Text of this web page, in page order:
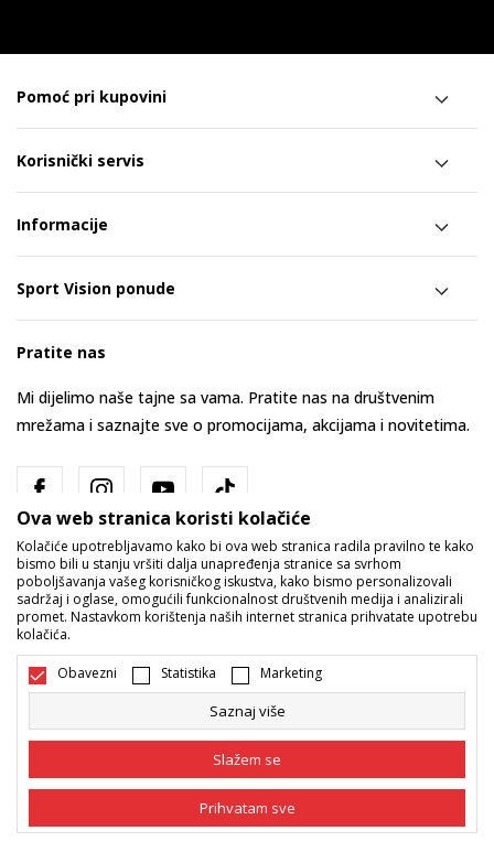
Pomoć pri kupovini
Korisnički servis
Informacije
Sport Vision ponude
Pratite nas
Mi dijelimo naše tajne sa vama. Pratite nas na društvenim
mrežama i saznajte sve o promocijama, akcijama i novitetima.
Bosna i Hercegovina Promijenite
Nastojimo da budemo što precizniji u opisu proizvoda, prikazu slika i
samih cijena, ali ne možemo garantovati da su sve informacije kompletne
i bez grešaka. Svi artikli prikazani na sajtu su dio naše ponude i ne
Ova web stranica koristi kolačiće
Kolačiće upotrebljavamo kako bi ova web stranica radila pravilno te kako
bismo bili u stanju vršiti dalja unapređenja stranice sa svrhom
poboljšavanja vašeg korisničkog iskustva, kako bismo personalizovali
sadržaj i oglase, omogućili funkcionalnost društvenih medija i analizirali
promet. Nastavkom korištenja naših internet stranica prihvatate upotrebu
kolačića.
Obavezni Statistika Marketing
Saznaj više
Slažem se
Prihvatam sve